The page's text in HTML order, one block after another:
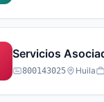
Servicios
800143025 Huila